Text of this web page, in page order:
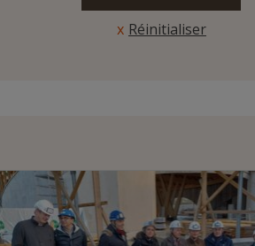
Réinitialiser